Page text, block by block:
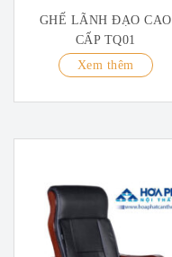
GHẾ LÃNH ĐẠO CAO
CẤP TQ01
Xem thêm